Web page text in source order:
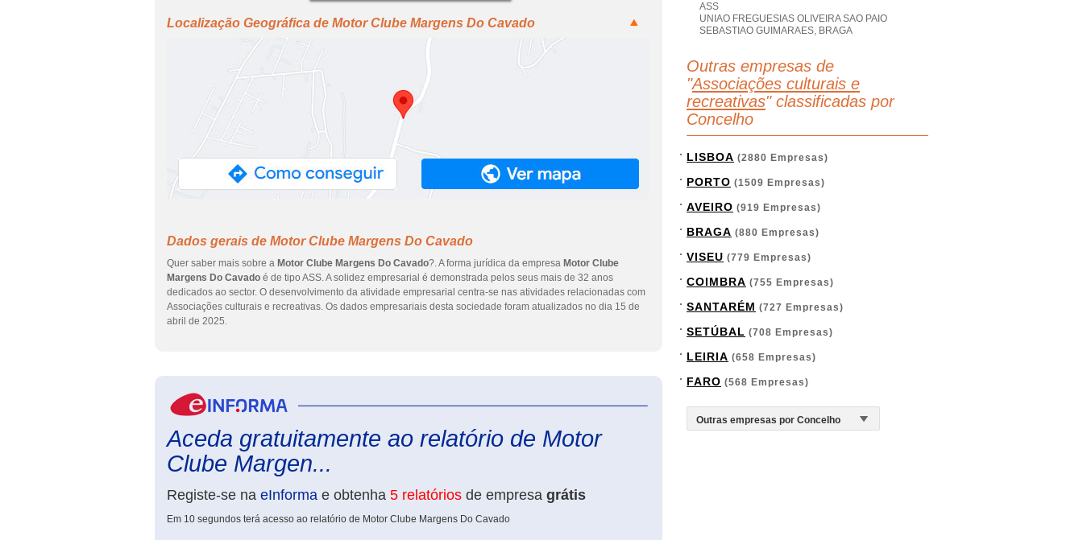
Localização Geográfica de Motor Clube Margens Do Cavado
Dados gerais de Motor Clube Margens Do Cavado
Quer saber mais sobre a Motor Clube Margens Do Cavado?. A forma jurídica da empresa Motor Clube
Margens Do Cavado é de tipo ASS. A solidez empresarial é demonstrada pelos seus mais de 32 anos
dedicados ao sector. O desenvolvimento da atividade empresarial centra-se nas atividades relacionadas com
Associações culturais e recreativas. Os dados empresariais desta sociedade foram atualizados no dia 15 de
abril de 2025.
Aceda gratuitamente ao relatório de Motor
Clube Margen...
Registe-se na eInforma e obtenha 5 relatórios de empresa grátis
Em 10 segundos terá acesso ao relatório de Motor Clube Margens Do Cavado
ASS
UNIAO FREGUESIAS OLIVEIRA SAO PAIO
SEBASTIAO GUIMARAES, BRAGA
Outras empresas de
"Associações culturais e
recreativas" classificadas por
Concelho
LISBOA (2880 Empresas)
PORTO (1509 Empresas)
AVEIRO (919 Empresas)
BRAGA (880 Empresas)
VISEU (779 Empresas)
COIMBRA (755 Empresas)
SANTARÉM (727 Empresas)
SETÚBAL (708 Empresas)
LEIRIA (658 Empresas)
FARO (568 Empresas)